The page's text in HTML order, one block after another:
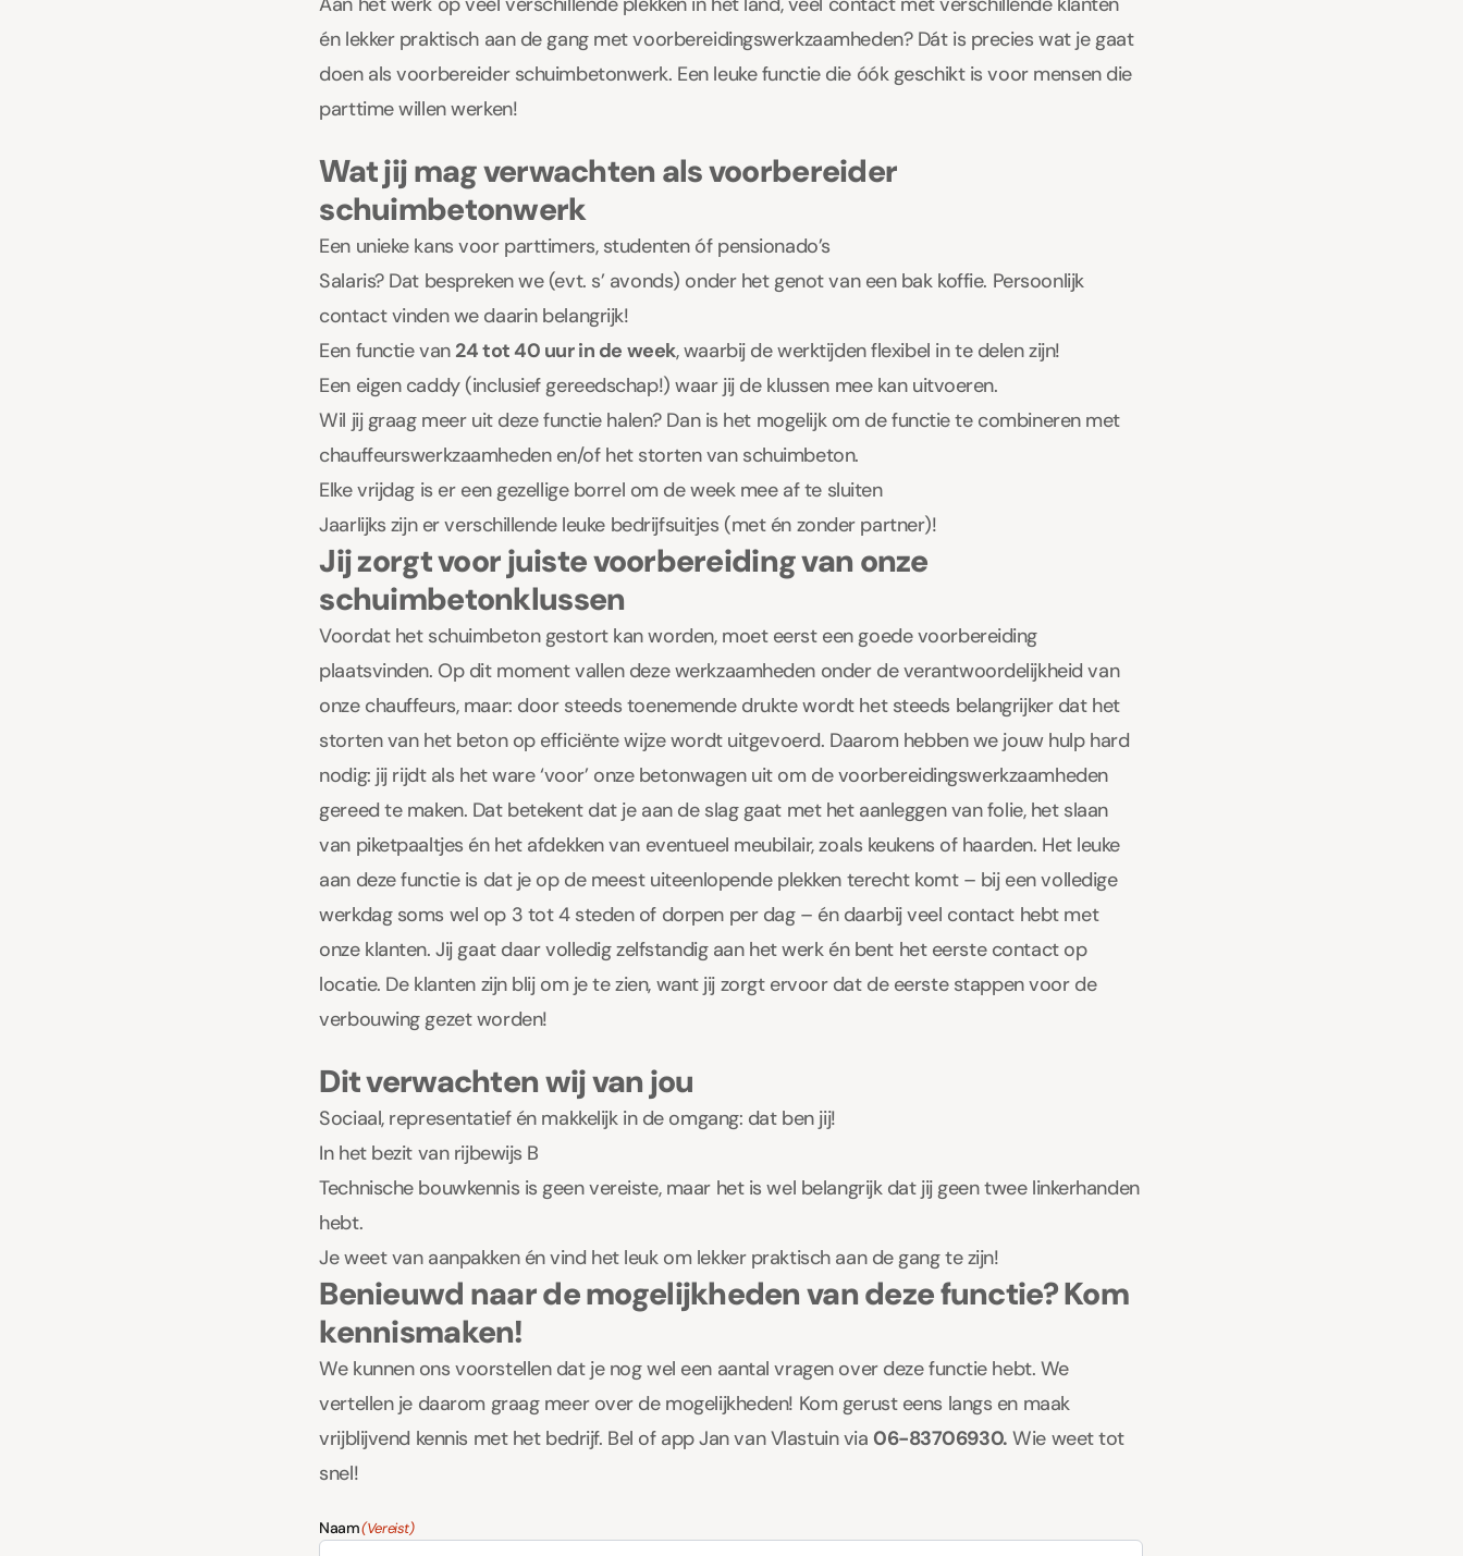
én lekker praktisch aan de gang met voorbereidingswerkzaamheden? Dát is precies wat je gaat
doen als voorbereider schuimbetonwerk. Een leuke functie die óók geschikt is voor mensen die
parttime willen werken!
Wat jij mag verwachten als voorbereider
schuimbetonwerk
Een unieke kans voor parttimers, studenten óf pensionado’s
Salaris? Dat bespreken we (evt. s’ avonds) onder het genot van een bak koffie. Persoonlijk
contact vinden we daarin belangrijk!
Een functie van 24 tot 40 uur in de week, waarbij de werktijden flexibel in te delen zijn!
Een eigen caddy (inclusief gereedschap!) waar jij de klussen mee kan uitvoeren.
Wil jij graag meer uit deze functie halen? Dan is het mogelijk om de functie te combineren met
chauffeurswerkzaamheden en/of het storten van schuimbeton.
Elke vrijdag is er een gezellige borrel om de week mee af te sluiten
Jaarlijks zijn er verschillende leuke bedrijfsuitjes (met én zonder partner)!
Jij zorgt voor juiste voorbereiding van onze
schuimbetonklussen
Voordat het schuimbeton gestort kan worden, moet eerst een goede voorbereiding
plaatsvinden. Op dit moment vallen deze werkzaamheden onder de verantwoordelijkheid van
onze chauffeurs, maar: door steeds toenemende drukte wordt het steeds belangrijker dat het
storten van het beton op efficiënte wijze wordt uitgevoerd. Daarom hebben we jouw hulp hard
nodig: jij rijdt als het ware ‘voor’ onze betonwagen uit om de voorbereidingswerkzaamheden
gereed te maken. Dat betekent dat je aan de slag gaat met het aanleggen van folie, het slaan
van piketpaaltjes én het afdekken van eventueel meubilair, zoals keukens of haarden. Het leuke
aan deze functie is dat je op de meest uiteenlopende plekken terecht komt – bij een volledige
werkdag soms wel op 3 tot 4 steden of dorpen per dag – én daarbij veel contact hebt met
onze klanten. Jij gaat daar volledig zelfstandig aan het werk én bent het eerste contact op
locatie. De klanten zijn blij om je te zien, want jij zorgt ervoor dat de eerste stappen voor de
verbouwing gezet worden!
Dit verwachten wij van jou
Sociaal, representatief én makkelijk in de omgang: dat ben jij!
In het bezit van rijbewijs B
Technische bouwkennis is geen vereiste, maar het is wel belangrijk dat jij geen twee linkerhanden
hebt.
Je weet van aanpakken én vind het leuk om lekker praktisch aan de gang te zijn!
Benieuwd naar de mogelijkheden van deze functie? Kom
kennismaken!
We kunnen ons voorstellen dat je nog wel een aantal vragen over deze functie hebt. We
vertellen je daarom graag meer over de mogelijkheden! Kom gerust eens langs en maak
vrijblijvend kennis met het bedrijf. Bel of app Jan van Vlastuin via 06-83706930. Wie weet tot
snel!
Naam(Vereist)